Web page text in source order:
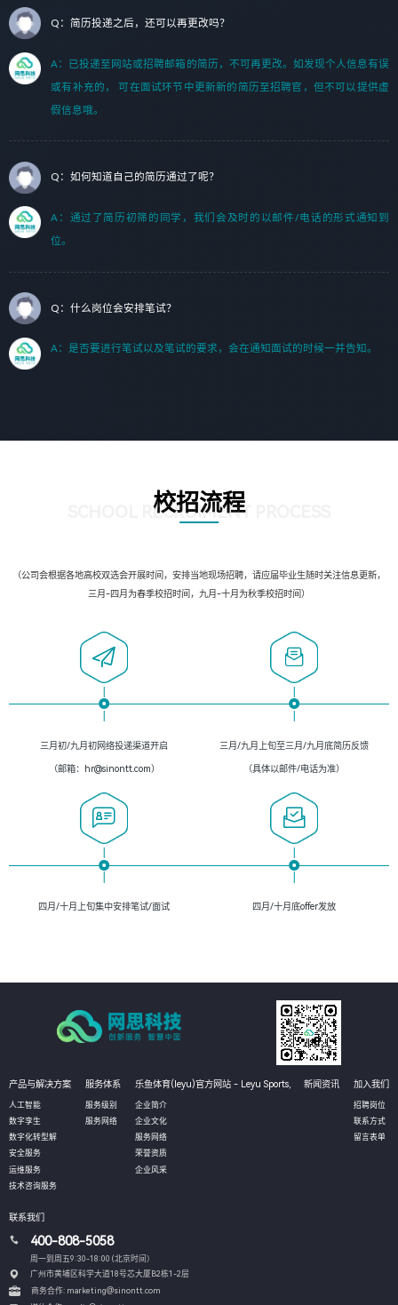
Q：简历投递之后，还可以再更改吗？
A：已投递至网站或招聘邮箱的简历，不可再更改。如发现个人信息有误
或有补充的， 可在面试环节中更新新的简历至招聘官，但不可以提供虚
假信息哦。
Q：如何知道自己的简历通过了呢？
A：通过了简历初筛的同学，我们会及时的以邮件/电话的形式通知到
位。
Q：什么岗位会安排笔试？
A：是否要进行笔试以及笔试的要求，会在通知面试的时候一并告知。
校招流程
SCHOOL RECRUIMENT PROCESS
（公司会根据各地高校双选会开展时间，安排当地现场招聘，请应届毕业生随时关注信息更新，
三月-四月为春季校招时间，九月-十月为秋季校招时间）
三月初/九月初网络投递渠道开启
（邮箱：hr@sinontt.com）
三月/九月上旬至三月/九月底简历反馈
（具体以邮件/电话为准）
四月/十月上旬集中安排笔试/面试 四月/十月底offer发放
产品与解决方案
人工智能
数字孪生
数字化转型解
安全服务
运维服务
技术咨询服务
服务体系
服务级别
服务网络
乐鱼体育(leyu)官方网站 - Leyu Sports,
企业简介
企业文化
服务网络
荣誉资质
企业风采
新闻资讯 加入我们
招聘岗位
联系方式
留言表单
联系我们
400-808-5058
周一到周五9:30-18:00 (北京时间）
广州市黄埔区科学大道18号芯大厦B2栋1-2层
商务合作: marketing@sinontt.com